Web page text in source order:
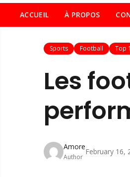
ACCUEIL À PROPOS
Sports Football Top
Les
Amore
Author
February 16,